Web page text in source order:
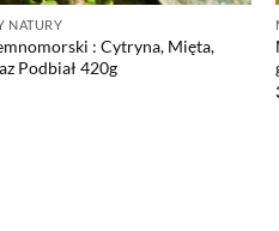
NATURY
: Cytryna, Mięta,
Podbiał 420g